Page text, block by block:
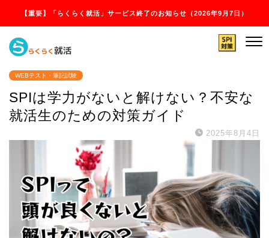
【重要】「らくらく就活」サービス終了のお知らせ（2026年9月7日）
WEBテスト・筆記試験
SPIは学力がないと解けない？不安な
就活生のための対策ガイド
2025年8月4日